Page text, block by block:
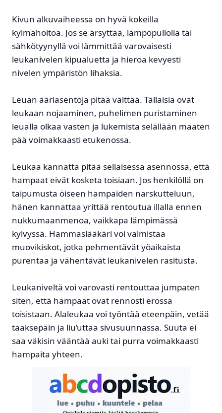
Kivun alkuvaiheessa on hyvä kokeilla
kylmähoitoa. Jos se ärsyttää, lämpöpullolla tai
sähkötyynyllä voi lämmittää varovaisesti
leukanivelen kipualuetta ja hieroa kevyesti
nivelen ympäristön lihaksia.
Leuan ääriasentoja pitää välttää. Tällaisia ovat
leukaan nojaaminen, puhelimen puristaminen
leualla olkaa vasten ja lukemista selällään maaten
pää voimakkaasti etukenossa.
Leukaa kannatta pitää sellaisessa asennossa, että
hampaat eivät kosketa toisiaan. Jos henkilöllä on
taipumusta öiseen hampaiden narskutteluun,
hänen kannattaa yrittää rentoutua illalla ennen
nukkumaanmenoa, vaikkapa lämpimässä
kylvyssä. Hammaslääkäri voi valmistaa
muovikiskot, jotka pehmentävät yöaikaista
purentaa ja vähentävät leukanivelen rasitusta.
Leukaniveltä voi varovasti rentouttaa jumpaten
siten, että hampaat ovat rennosti erossa
toisistaan. Alaleukaa voi työntää eteenpäin, vetää
taaksepäin ja liu’uttaa sivusuunnassa. Suuta ei
saa väkisin vääntää auki tai purra voimakkaasti
hampaita yhteen.